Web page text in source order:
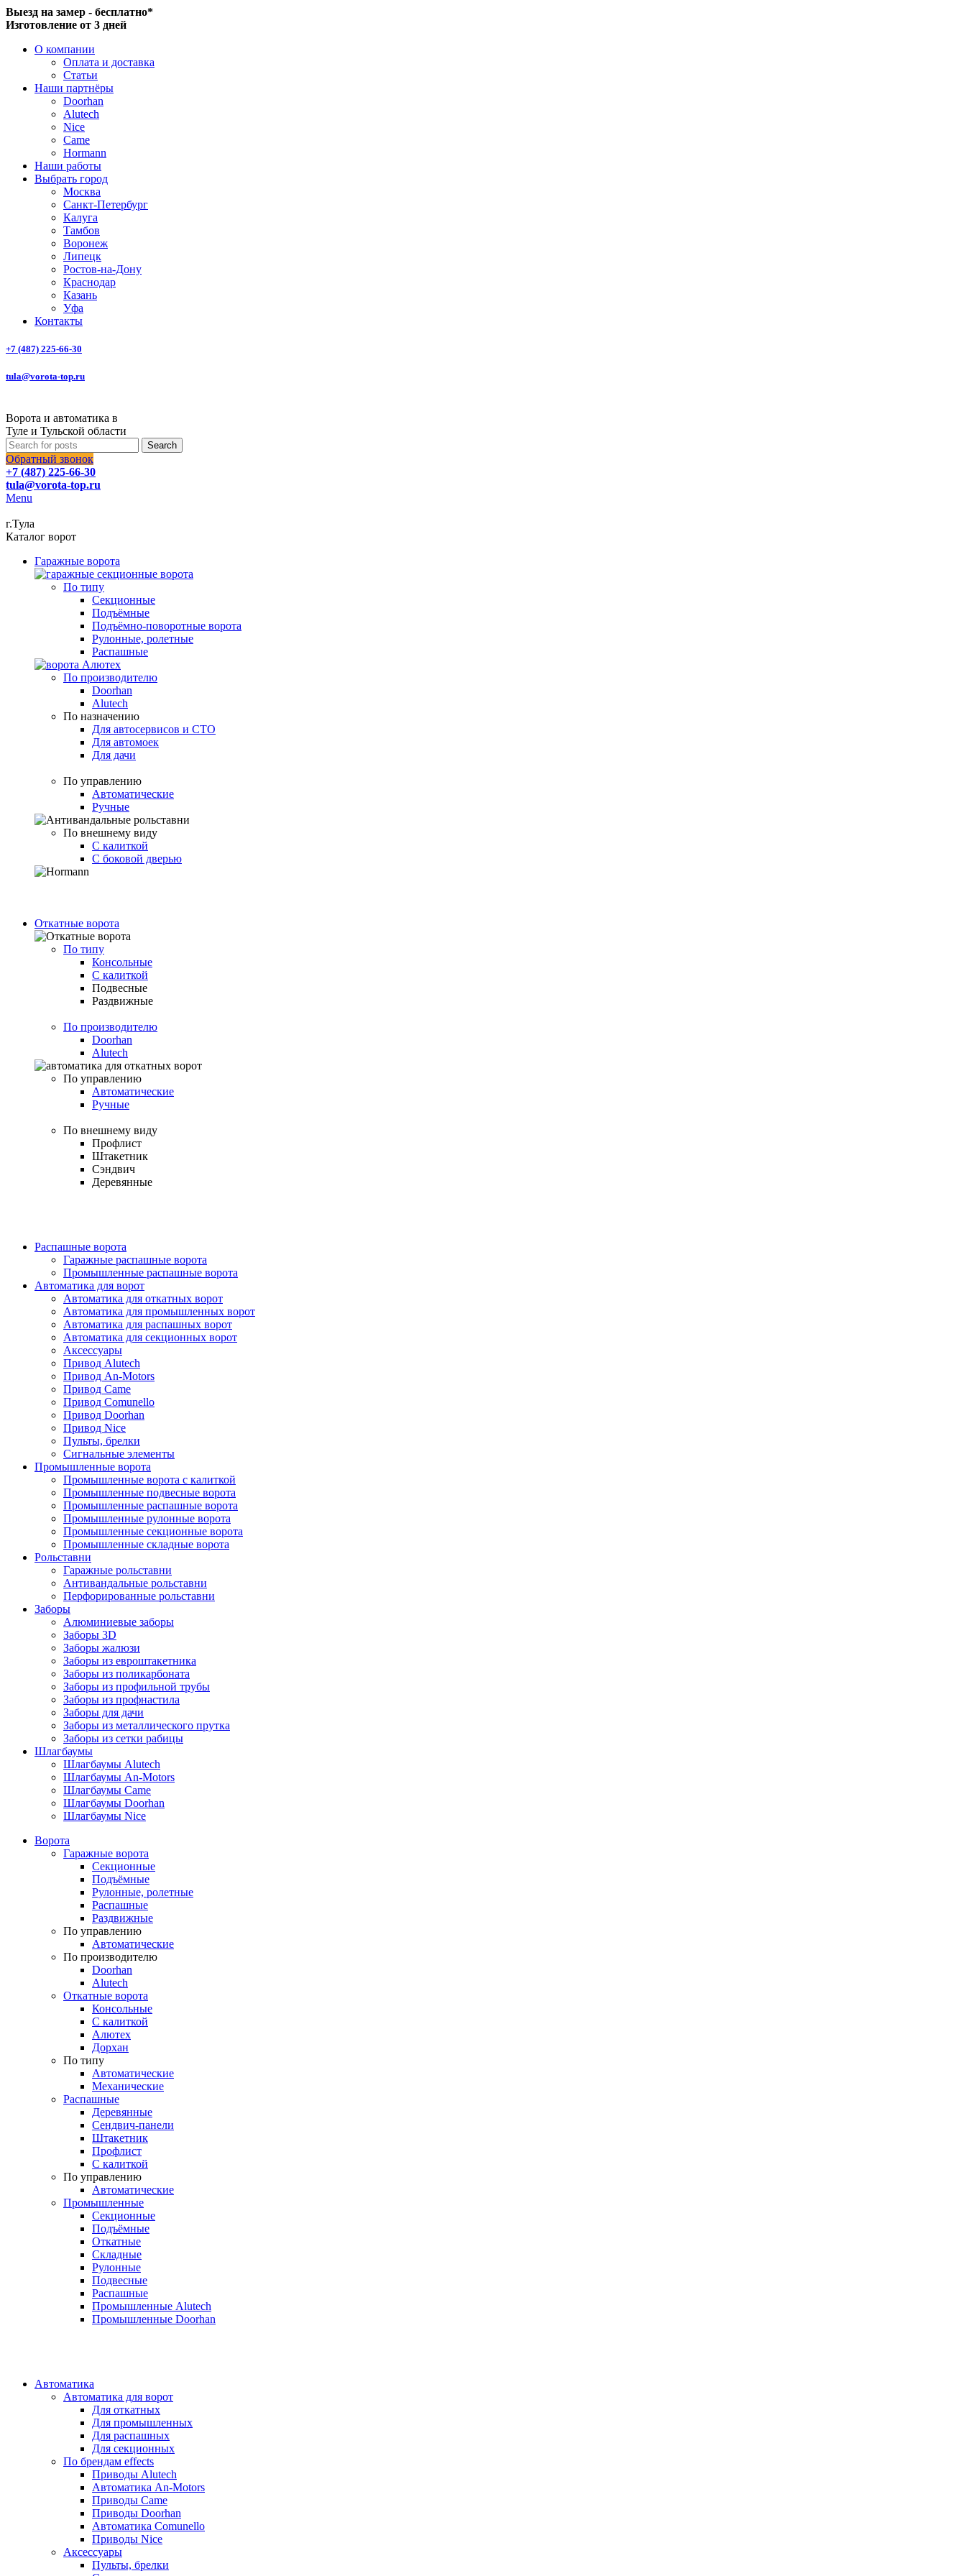
Выезд на замер - бесплатно*
Изготовление от 3 дней
О компании
Оплата и доставка
Статьи
Наши партнёры
Doorhan
Alutech
Nice
Came
Hormann
Наши работы
Выбрать город
Москва
Санкт-Петербург
Калуга
Тамбов
Воронеж
Липецк
Ростов-на-Дону
Краснодар
Казань
Уфа
Контакты
+7 (487) 225-66-30
tula@vorota-top.ru
Ворота и автоматика в
Туле и Тульской области
Search
Обратный звонок
+7 (487) 225-66-30
tula@vorota-top.ru
Menu
г.Тула
Каталог ворот
Гаражные ворота
По типу
Секционные
Подъёмные
Подъёмно-поворотные ворота
Рулонные, ролетные
Распашные
По производителю
Doorhan
Alutech
По назначению
Для автосервисов и СТО
Для автомоек
Для дачи
По управлению
Автоматические
Ручные
По внешнему виду
С калиткой
С боковой дверью
Откатные ворота
По типу
Консольные
С калиткой
Подвесные
Раздвижные
По производителю
Doorhan
Alutech
По управлению
Автоматические
Ручные
По внешнему виду
Профлист
Штакетник
Сэндвич
Деревянные
Распашные ворота
Гаражные распашные ворота
Промышленные распашные ворота
Автоматика для ворот
Автоматика для откатных ворот
Автоматика для промышленных ворот
Автоматика для распашных ворот
Автоматика для секционных ворот
Аксессуары
Привод Alutech
Привод An-Motors
Привод Came
Привод Comunello
Привод Doorhan
Привод Nice
Пульты, брелки
Сигнальные элементы
Промышленные ворота
Промышленные ворота с калиткой
Промышленные подвесные ворота
Промышленные распашные ворота
Промышленные рулонные ворота
Промышленные секционные ворота
Промышленные складные ворота
Рольставни
Гаражные рольставни
Антивандальные рольставни
Перфорированные рольставни
Заборы
Алюминиевые заборы
Заборы 3D
Заборы жалюзи
Заборы из евроштакетника
Заборы из поликарбоната
Заборы из профильной трубы
Заборы из профнастила
Заборы для дачи
Заборы из металлического прутка
Заборы из сетки рабицы
Шлагбаумы
Шлагбаумы Alutech
Шлагбаумы An-Motors
Шлагбаумы Came
Шлагбаумы Doorhan
Шлагбаумы Nice
Ворота
Гаражные ворота
Секционные
Подъёмные
Рулонные, ролетные
Распашные
Раздвижные
По управлению
Автоматические
По производителю
Doorhan
Alutech
Откатные ворота
Консольные
С калиткой
Алютех
Дорхан
По типу
Автоматические
Механические
Распашные
Деревянные
Сендвич-панели
Штакетник
Профлист
С калиткой
По управлению
Автоматические
Промышленные
Секционные
Подъёмные
Откатные
Складные
Рулонные
Подвесные
Распашные
Промышленные Alutech
Промышленные Doorhan
Автоматика
Автоматика для ворот
Для откатных
Для промышленных
Для распашных
Для секционных
По брендам effects
Приводы Alutech
Автоматика An-Motors
Приводы Came
Приводы Doorhan
Автоматика Comunello
Приводы Nice
Аксессуары
Пульты, брелки